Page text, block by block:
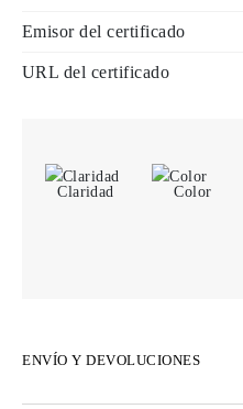
Emisor del certificado
URL del certificado
Claridad
Color
ENVÍO Y DEVOLUCIONES